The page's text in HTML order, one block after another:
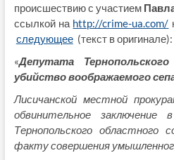
происшествию с участием
ссылкой на http://crime-ua.com/
следующее(текст в оригинале):
«Депутата
убийство воображаемого
Лисичанской местной
обвинительное
Тернопольского
факту совершения